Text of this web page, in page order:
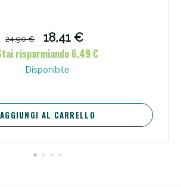
24,90 €
18,41 €
risparmiando 6,49 €
Disponibile
AGGIUNGI AL CARRELLO